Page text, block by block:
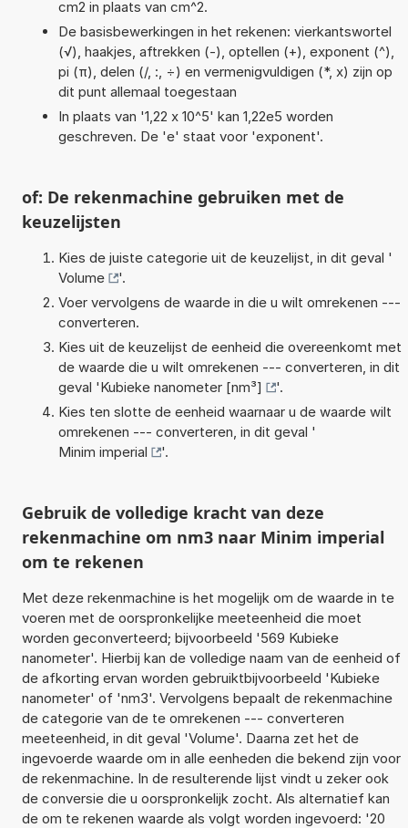
cm2 in plaats van cm^2.
De basisbewerkingen in het rekenen: vierkantswortel
(√), haakjes, aftrekken (-), optellen (+), exponent (^),
pi (π), delen (/, :, ÷) en vermenigvuldigen (*, x) zijn op
dit punt allemaal toegestaan
In plaats van '1,22 x 10^5' kan 1,22e5 worden
geschreven. De 'e' staat voor 'exponent'.
of: De rekenmachine gebruiken met de
keuzelijsten
Kies de juiste categorie uit de keuzelijst, in dit geval '
Volume
'.
Voer vervolgens de waarde in die u wilt omrekenen ---
converteren.
Kies uit de keuzelijst de eenheid die overeenkomt met
de waarde die u wilt omrekenen --- converteren, in dit
geval 'Kubieke nanometer [nm³]
'.
Kies ten slotte de eenheid waarnaar u de waarde wilt
omrekenen --- converteren, in dit geval '
Minim imperial
'.
Gebruik de volledige kracht van deze
rekenmachine om nm3 naar Minim imperial
om te rekenen
Met deze rekenmachine is het mogelijk om de waarde in te
voeren met de oorspronkelijke meeteenheid die moet
worden geconverteerd; bijvoorbeeld '569 Kubieke
nanometer'. Hierbij kan de volledige naam van de eenheid of
de afkorting ervan worden gebruiktbijvoorbeeld 'Kubieke
nanometer' of 'nm3'. Vervolgens bepaalt de rekenmachine
de categorie van de te omrekenen --- converteren
meeteenheid, in dit geval 'Volume'. Daarna zet het de
ingevoerde waarde om in alle eenheden die bekend zijn voor
de rekenmachine. In de resulterende lijst vindt u zeker ook
de conversie die u oorspronkelijk zocht. Als alternatief kan
de om te rekenen waarde als volgt worden ingevoerd: '20